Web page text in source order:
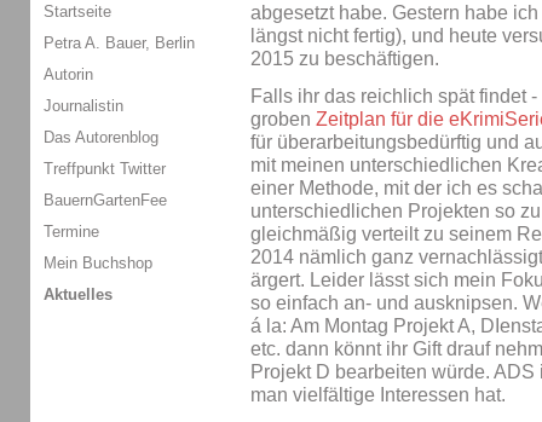
abgesetzt habe. Gestern habe
längst nicht fertig), und heute
2015 zu beschäftigen.
Falls ihr das reichlich spät findet
groben Zeitplan für die
für überarbeitungsbedürftig und
mit meinen unterschiedlichen
einer Methode, mit der ich es
unterschiedlichen Projekten so
gleichmäßig verteilt zu seinem
2014 nämlich ganz
ärgert. Leider lässt sich mein
so einfach an- und ausknipsen.
á la: Am Montag Projekt A,
etc. dann könnt ihr Gift drauf
Projekt D bearbeiten würde.
man vielfältige Interessen hat.
Startseite
Petra A. Bauer, Berlin
Autorin
Journalistin
Das Autorenblog
Treffpunkt Twitter
BauernGartenFee
Termine
Mein Buchshop
Aktuelles